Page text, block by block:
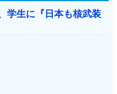
学生に『日本も核武装